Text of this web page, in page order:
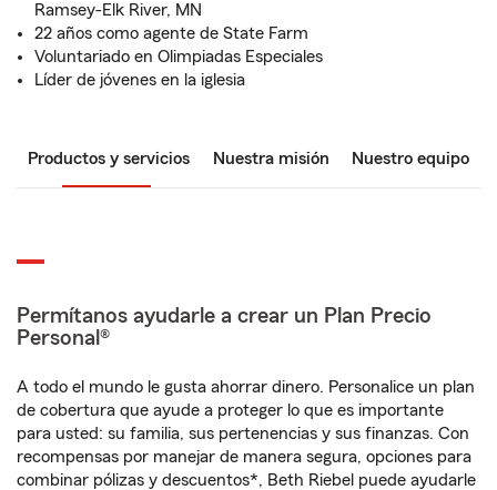
Ramsey-Elk River, MN
22 años como agente de State Farm
Voluntariado en Olimpiadas Especiales
Líder de jóvenes en la iglesia
Productos y servicios Nuestra misión Nuestro equipo
Permítanos ayudarle a crear un Plan Precio
Personal®
A todo el mundo le gusta ahorrar dinero. Personalice un plan
de cobertura que ayude a proteger lo que es importante
para usted: su familia, sus pertenencias y sus finanzas. Con
recompensas por manejar de manera segura, opciones para
combinar pólizas y descuentos*, Beth Riebel puede ayudarle